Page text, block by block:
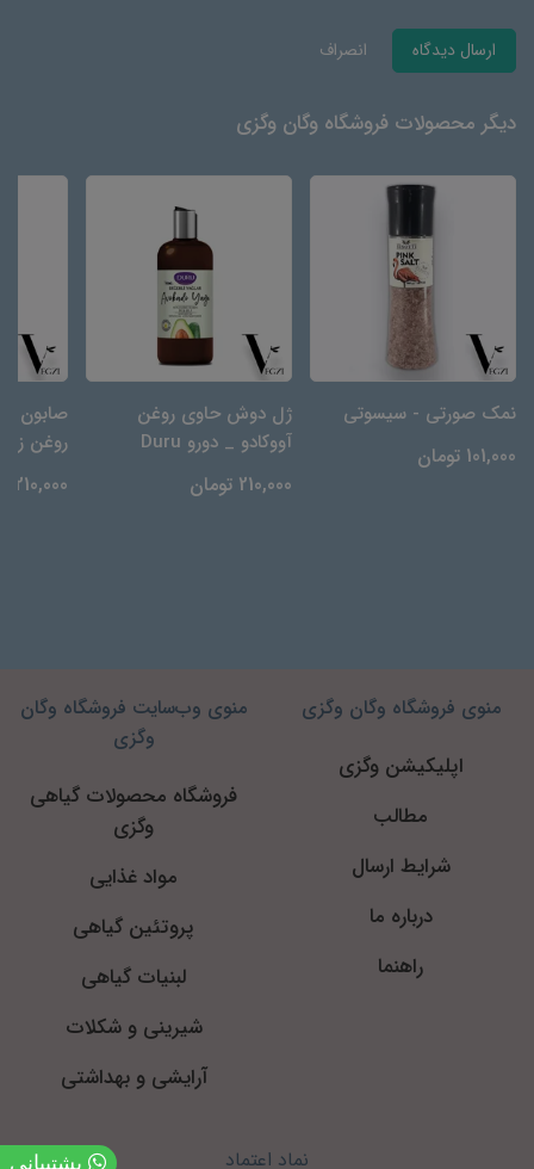
ارسال دیدگاه انصراف
دیگر محصولات فروشگاه وگان وگزی
نمک صورتی - سیسوتی
101,000 تومان
ژل دوش حاوی روغن
آووکادو _ دورو Duru
210,000 تومان
صابون
روغن
210,000 تومان
منوی فروشگاه وگان وگزی
اپلیکیشن وگزی
مطالب
شرایط ارسال
درباره ما
راهنما
منوی وب‌سایت فروشگاه وگان
وگزی
فروشگاه محصولات گیاهی
وگزی
مواد غذایی
پروتئین گیاهی
لبنیات گیاهی
شیرینی و شکلات
آرایشی و بهداشتی
نماد اعتماد پشتیبانی